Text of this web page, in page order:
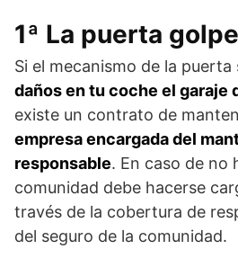
1ª La puerta
Si el mecanismo de la
daños en tu coche el garaje
existe un contrato de
empresa encargada del
responsable. En caso de no
comunidad debe hacerse
través de la cobertura de
del seguro de la comunidad.